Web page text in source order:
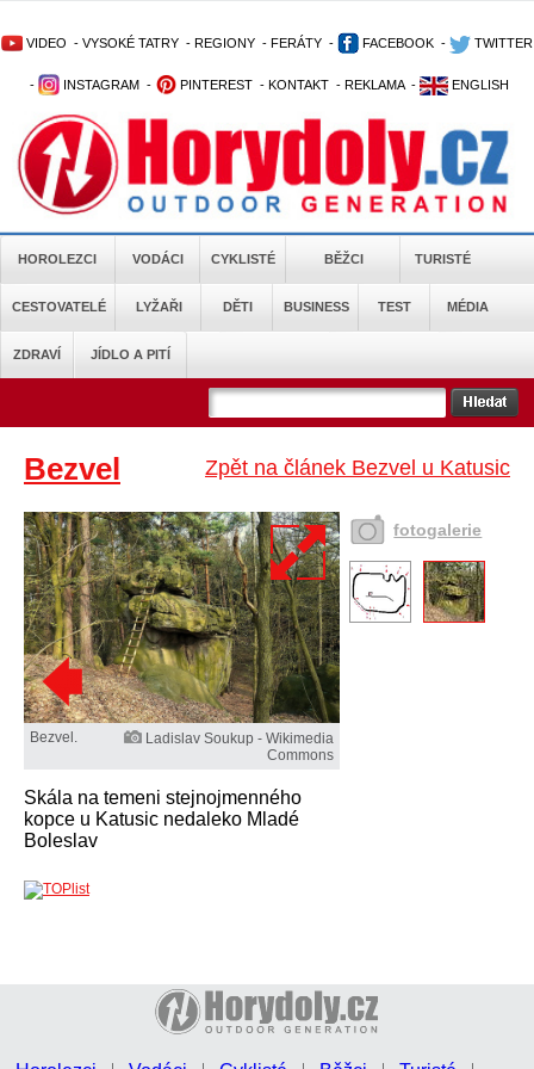
VIDEO - VYSOKÉ TATRY - REGIONY - FERÁTY - FACEBOOK - TWITTER
- INSTAGRAM - PINTEREST - KONTAKT - REKLAMA - ENGLISH
HOROLEZCI VODÁCI CYKLISTÉ BĚŽCI TURISTÉ
CESTOVATELÉ LYŽAŘI DĚTI BUSINESS TEST MÉDIA
ZDRAVÍ JÍDLO A PITÍ
Zpět na článek Bezvel u Katusic
Bezvel
Bezvel.
Ladislav Soukup - Wikimedia
Commons
Skála na temeni stejnojmenného
kopce u Katusic nedaleko Mladé
Boleslav
fotogalerie